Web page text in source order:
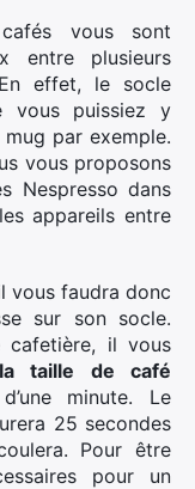
vous sont
entre plusieurs
effet, le socle
vous puissiez y
par exemple.
vous proposons
Nespresso dans
appareils entre
vous faudra donc
sur son socle.
cafetière, il vous
taille de café
minute. Le
25 secondes
Pour être
pour un